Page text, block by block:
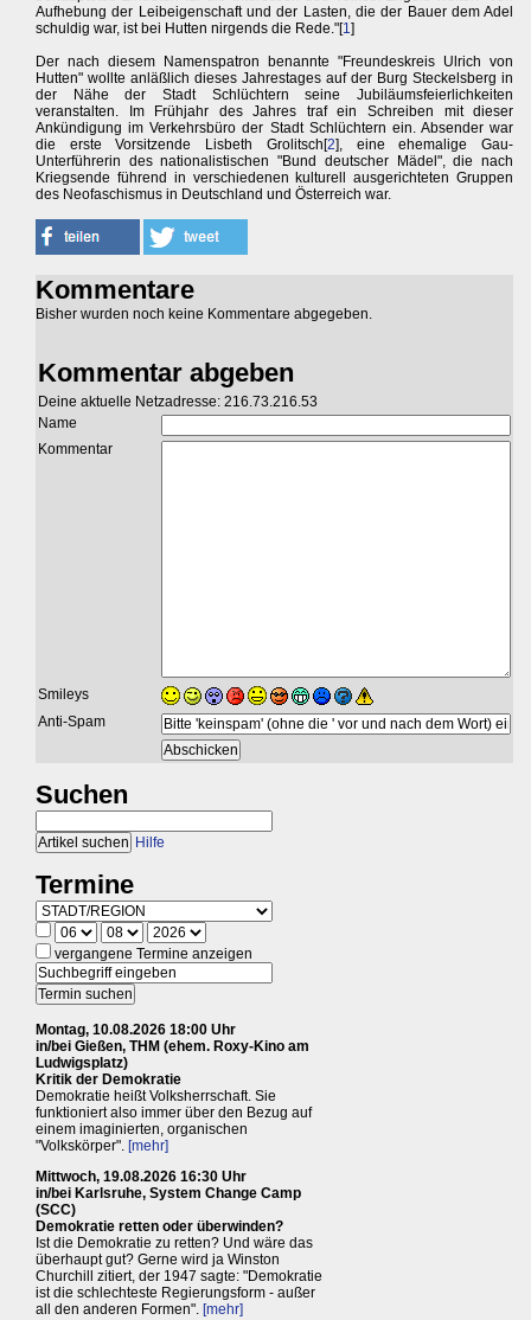
Aufhebung der Leibeigenschaft und der Lasten, die der Bauer dem Adel
schuldig war, ist bei Hutten nirgends die Rede."[1]
Der nach diesem Namenspatron benannte "Freundeskreis Ulrich von
Hutten" wollte anläßlich dieses Jahrestages auf der Burg Steckelsberg in
der Nähe der Stadt Schlüchtern seine Jubiläumsfeierlichkeiten
veranstalten. Im Frühjahr des Jahres traf ein Schreiben mit dieser
Ankündigung im Verkehrsbüro der Stadt Schlüchtern ein. Absender war
die erste Vorsitzende Lisbeth Grolitsch[2], eine ehemalige Gau-
Unterführerin des nationalistischen "Bund deutscher Mädel", die nach
Kriegsende führend in verschiedenen kulturell ausgerichteten Gruppen
des Neofaschismus in Deutschland und Österreich war.
Kommentare
Bisher wurden noch keine Kommentare abgegeben.
Kommentar abgeben
Deine aktuelle Netzadresse: 216.73.216.53
Name
Kommentar
Smileys
Anti-Spam
Suchen
Hilfe
Termine
vergangene Termine anzeigen
Montag, 10.08.2026 18:00 Uhr
in/bei Gießen, THM (ehem. Roxy-Kino am
Ludwigsplatz)
Kritik der Demokratie
Demokratie heißt Volksherrschaft. Sie
funktioniert also immer über den Bezug auf
einem imaginierten, organischen
"Volkskörper". [mehr]
Mittwoch, 19.08.2026 16:30 Uhr
in/bei Karlsruhe, System Change Camp
(SCC)
Demokratie retten oder überwinden?
Ist die Demokratie zu retten? Und wäre das
überhaupt gut? Gerne wird ja Winston
Churchill zitiert, der 1947 sagte: "Demokratie
ist die schlechteste Regierungsform - außer
all den anderen Formen". [mehr]